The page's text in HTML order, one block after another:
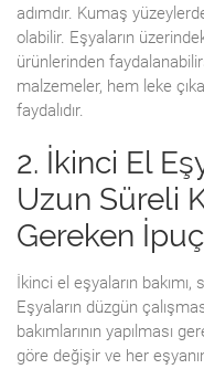
adımdır. Kumaş
olabilir. Eşyaların
ürünlerinden
malzemeler, hem leke
faydalıdır.
2. İkinci El
Uzun Süreli
Gereken
İkinci el eşyaların bakımı,
Eşyaların düzgün
bakımlarının yapılması
göre değişir ve her